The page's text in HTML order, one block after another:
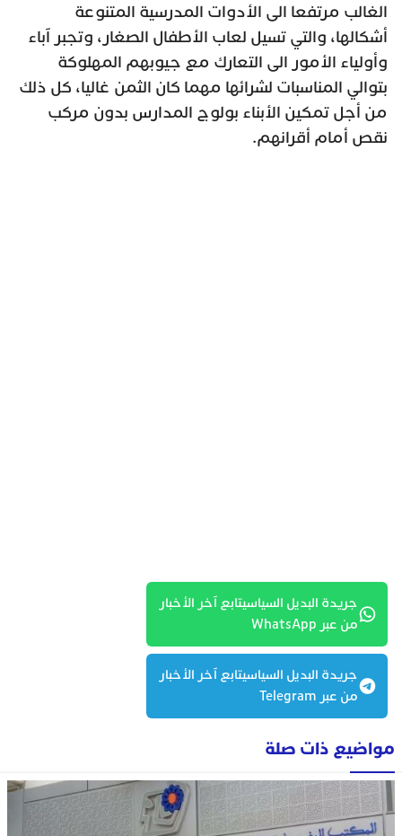
الغالب مرتفعا الى الأدوات المدرسية المتنوعة
أشكالها، والتي تسيل لعاب الأطفال الصغار، وتجبر آباء
وأولياء الأمور الى التعارك مع جيوبهم المهلوكة
بتوالي المناسبات لشرائها مهما كان الثمن غاليا، كل ذلك
من أجل تمكين الأبناء بولوج المدارس بدون مركب
نقص أمام أقرانهم.
جريدة البديل السياسيتابع آخر الأخبار
من عبر WhatsApp
جريدة البديل السياسيتابع آخر الأخبار
من عبر Telegram
مواضيع ذات صلة